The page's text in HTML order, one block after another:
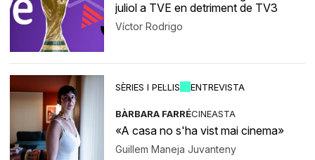
juliol a TVE en detriment de TV3
Víctor Rodrigo
SÈRIES I PEL·LIS ENTREVISTA
BÀRBARA FARRÉCINEASTA
«A casa no s'ha vist mai cinema»
Guillem Maneja Juvanteny